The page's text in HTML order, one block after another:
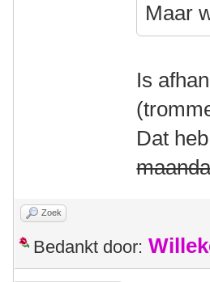
Maar
Is
Dat
Zoek
Bedankt door: